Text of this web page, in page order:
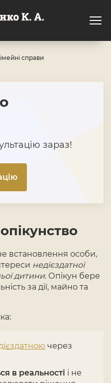
справи
зараз!
встановлення особи,
недієздатної
дитини. Опікун бере
за дії, майно та
через
в реальності і не